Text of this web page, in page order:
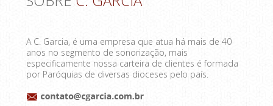
A C. Garcia, é uma empresa que atua há mais de 40
anos no segmento de sonorização, mais
especificamente nossa carteira de clientes é formada
por Paróquias de diversas dioceses pelo país.